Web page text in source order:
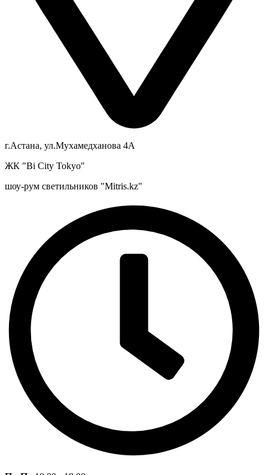
г.Астана, ул.Мухамедханова 4А
ЖК "Bi City Tokyo"
шоу-рум светильников "Mitris.kz"